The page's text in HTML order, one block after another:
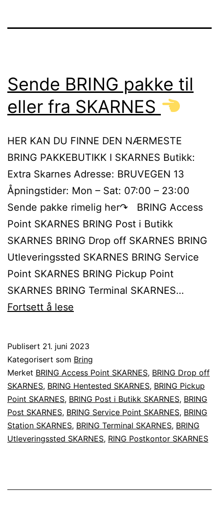
Sende BRING pakke til
eller fra SKARNES
HER KAN DU FINNE DEN NÆRMESTE
BRING PAKKEBUTIKK I SKARNES Butikk:
Extra Skarnes Adresse: BRUVEGEN 13
Åpningstider: Mon – Sat: 07:00 – 23:00
Sende pakke rimelig her↷ BRING Access
Point SKARNES BRING Post i Butikk
SKARNES BRING Drop off SKARNES BRING
Utleveringssted SKARNES BRING Service
Point SKARNES BRING Pickup Point
SKARNES BRING Terminal SKARNES…
Fortsett å lese
til
eller
fra
SKARNES
Publisert 21. juni 2023
Kategorisert som Bring
Merket BRING Access Point SKARNES, BRING Drop off
SKARNES, BRING Hentested SKARNES, BRING Pickup
Point SKARNES, BRING Post i Butikk SKARNES, BRING
Post SKARNES, BRING Service Point SKARNES, BRING
Station SKARNES, BRING Terminal SKARNES, BRING
Utleveringssted SKARNES, RING Postkontor SKARNES